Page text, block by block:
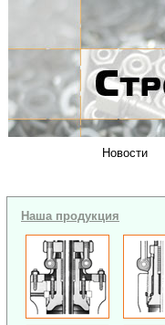
Новости
Наша продукция